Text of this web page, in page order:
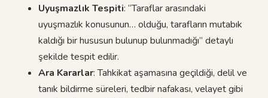
Uyuşmazlık Tespiti: “Taraflar arasındaki
uyuşmazlık konusunun… olduğu, tarafların mutabık
kaldığı bir hususun bulunup bulunmadığı” detaylı
şekilde tespit edilir.
Ara Kararlar: Tahkikat aşamasına geçildiği, delil ve
tanık bildirme süreleri, tedbir nafakası, velayet gibi